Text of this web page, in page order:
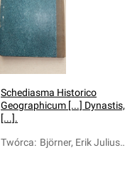
Schediasma Historico
Geographicum [...] Dynastis,
[...].
Twórca: Björner, Erik Julius